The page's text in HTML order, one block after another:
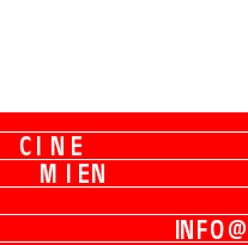
C I N E
M I EN
INFO@